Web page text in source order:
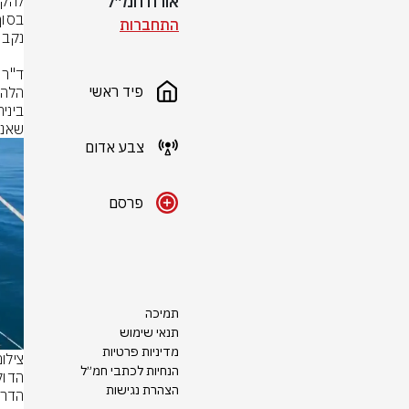
התחברות
פיד ראשי
צבע אדום
פרסם
תמיכה
תנאי שימוש
מדיניות פרטיות
הנחיות לכתבי חמ״ל
הצהרת נגישות